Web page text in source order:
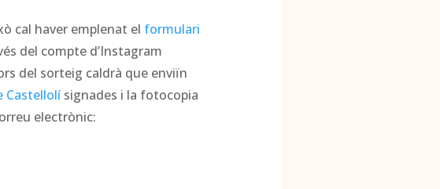
cal haver emplenat el formulari
del compte d’Instagram
del sorteig caldrà que enviïn
Castellolísignades i la fotocopia
electrònic: